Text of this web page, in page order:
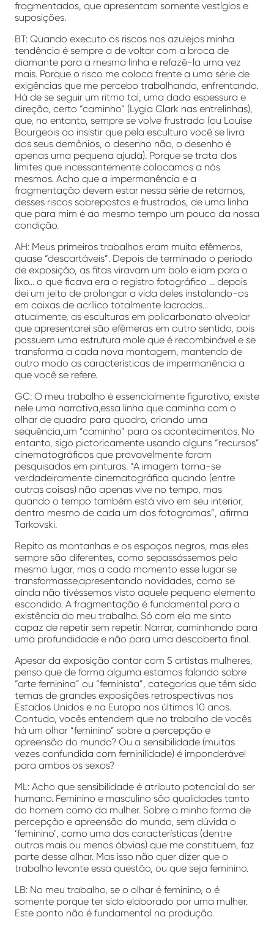
fragmentados, que apresentam somente vestígios e
suposições.
BT: Quando executo os riscos nos azulejos minha
tendência é sempre a de voltar com a broca de
diamante para a mesma linha e refazê-la uma vez
mais. Porque o risco me coloca frente a uma série de
exigências que me percebo trabalhando, enfrentando.
Há de se seguir um ritmo tal, uma dada espessura e
direção, certo “caminho” (Lygia Clark nas entrelinhas),
que, no entanto, sempre se volve frustrado (ou Louise
Bourgeois ao insistir que pela escultura você se livra
dos seus demônios, o desenho não, o desenho é
apenas uma pequena ajuda). Porque se trata dos
limites que incessantemente colocamos a nós
mesmos. Acho que a impermanência e a
fragmentação devem estar nessa série de retornos,
desses riscos sobrepostos e frustrados, de uma linha
que para mim é ao mesmo tempo um pouco da nossa
condição.
AH: Meus primeiros trabalhos eram muito efêmeros,
quase “descartáveis”. Depois de terminado o período
de exposição, as fitas viravam um bolo e iam para o
lixo… o que ficava era o registro fotográfico … depois
dei um jeito de prolongar a vida deles instalando-os
em caixas de acrílico totalmente lacradas…
atualmente, as esculturas em policarbonato alveolar
que apresentarei são efêmeras em outro sentido, pois
possuem uma estrutura mole que é recombinável e se
transforma a cada nova montagem, mantendo de
outro modo as características de impermanência a
que você se refere.
GC: O meu trabalho é essencialmente figurativo, existe
nele uma narrativa,essa linha que caminha com o
olhar de quadro para quadro, criando uma
sequência,um “caminho” para os acontecimentos. No
entanto, sigo pictoricamente usando alguns “recursos”
cinematográficos que provavelmente foram
pesquisados em pinturas. “A imagem torna-se
verdadeiramente cinematográfica quando (entre
outras coisas) não apenas vive no tempo, mas
quando o tempo também está vivo em seu interior,
dentro mesmo de cada um dos fotogramas”, afirma
Tarkovski.
Repito as montanhas e os espaços negros, mas eles
sempre são diferentes, como sepassássemos pelo
mesmo lugar, mas a cada momento esse lugar se
transformasse,apresentando novidades, como se
ainda não tivéssemos visto aquele pequeno elemento
escondido. A fragmentação é fundamental para a
existência do meu trabalho. Só com ela me sinto
capaz de repetir sem repetir. Narrar, caminhando para
uma profundidade e não para uma descoberta final.
Apesar da exposição contar com 5 artistas mulheres,
penso que de forma alguma estamos falando sobre
“arte feminina” ou “feminista”, categorias que têm sido
temas de grandes exposições retrospectivas nos
Estados Unidos e na Europa nos últimos 10 anos.
Contudo, vocês entendem que no trabalho de vocês
há um olhar “feminino” sobre a percepção e
apreensão do mundo? Ou a sensibilidade (muitas
vezes confundida com feminilidade) é imponderável
para ambos os sexos?
ML: Acho que sensibilidade é atributo potencial do ser
humano. Feminino e masculino são qualidades tanto
do homem como da mulher. Sobre a minha forma de
percepção e apreensão do mundo, sem dúvida o
‘feminino’, como uma das características (dentre
outras mais ou menos óbvias) que me constituem, faz
parte desse olhar. Mas isso não quer dizer que o
trabalho levante essa questão, ou que seja feminino.
LB: No meu trabalho, se o olhar é feminino, o é
somente porque ter sido elaborado por uma mulher.
Este ponto não é fundamental na produção.